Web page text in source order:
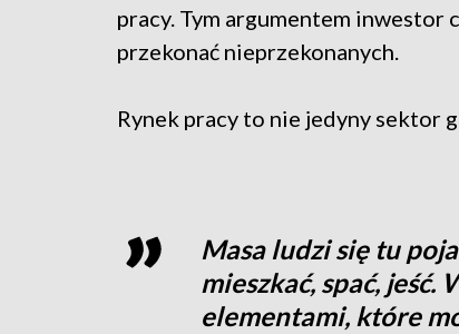
pracy. Tym argumentem inwestor
przekonać nieprzekonanych.
Rynek pracy to nie jedyny sektor
Masa ludzi się tu
mieszkać, spać, jeść.
elementami, które